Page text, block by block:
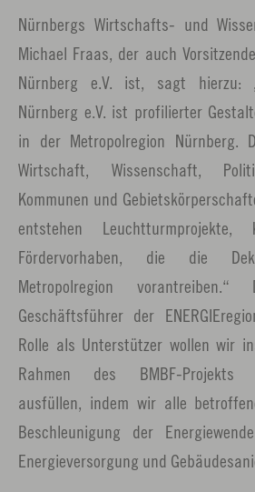
Nürnbergs Wirtschafts- und
Michael Fraas, der auch
Nürnberg e.V. ist, sagt hierzu:
Nürnberg e.V. ist profilierter
in der Metropolregion Nürnberg.
Wirtschaft, Wissenschaft,
Kommunen und
entstehen Leuchtturmprojekte,
Fördervorhaben, die die
Metropolregion
Geschäftsführer der
Rolle als Unterstützer wollen wir
Rahmen des BMBF-Projekts
ausfüllen, indem wir alle
Beschleunigung der
Energieversorgung und